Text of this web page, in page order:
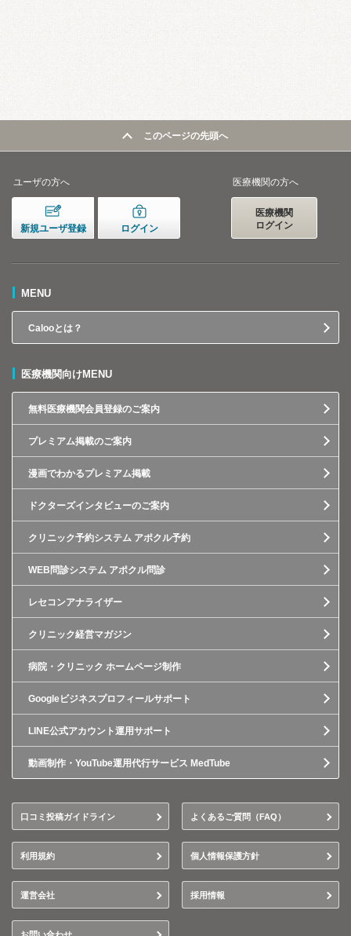
このページの先頭へ
ユーザの方へ
新規ユーザ登録 ログイン
医療機関の方へ
医療機関
ログイン
MENU
Calooとは？
医療機関向けMENU
無料医療機関会員登録のご案内
プレミアム掲載のご案内
漫画でわかるプレミアム掲載
ドクターズインタビューのご案内
クリニック予約システム アポクル予約
WEB問診システム アポクル問診
レセコンアナライザー
クリニック経営マガジン
病院・クリニック ホームページ制作
Googleビジネスプロフィールサポート
LINE公式アカウント運用サポート
動画制作・YouTube運用代行サービス MedTube
口コミ投稿ガイドライン よくあるご質問（FAQ）
利用規約 個人情報保護方針
運営会社 採用情報